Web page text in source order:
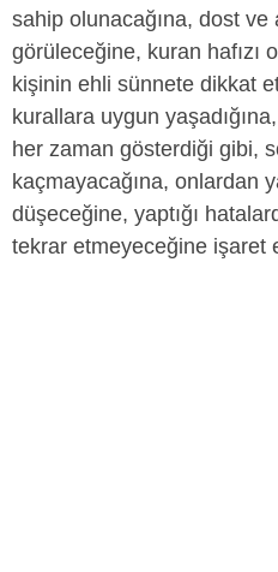
sahip olunacağına, dost
görüleceğine, kuran hafızı
kişinin ehli sünnete dikkat
kurallara uygun
her zaman gösterdiği gibi,
kaçmayacağına, onlardan
düşeceğine, yaptığı
tekrar etmeyeceğine işaret